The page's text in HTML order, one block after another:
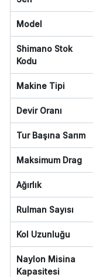
Model
Shimano Stok
Kodu
Makine Tipi
Devir Oranı
Tur Başına Sarım
Maksimum Drag
Ağırlık
Rulman Sayısı
Kol Uzunluğu
Naylon Misina
Kapasitesi